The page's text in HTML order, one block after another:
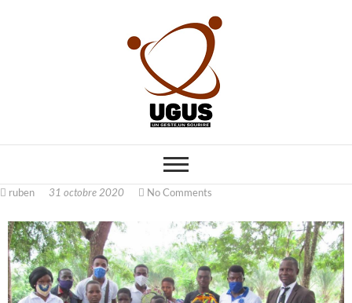
UN GESTE UN
SOURIRE
ruben 31 octobre 2020 No Comments